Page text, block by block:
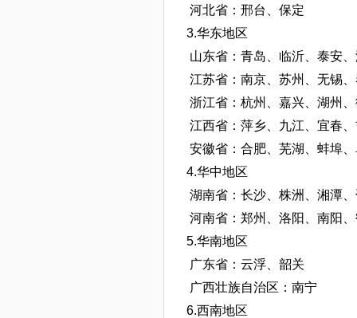
河北省：邢台、保定
3.华东地区
山东省：青岛、临沂、泰安
江苏省：南京、苏州、无锡
浙江省：杭州、嘉兴、 湖州
江西省： 萍乡、九江、宜春
安徽省：合肥、 芜湖、 蚌埠
4.华中地区
湖南省： 长沙、株洲、湘潭
河南省： 郑州
、洛阳、南阳
5.华南地区
广东省： 云浮、韶关
广西壮族自治区： 南宁
6.西南地区